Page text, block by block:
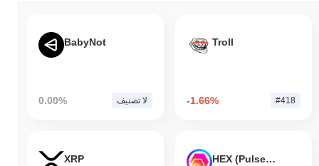
BabyNot
0.00% لا تصنيف
Troll
-1.66% #418
XRP HEX (Pulsechain)